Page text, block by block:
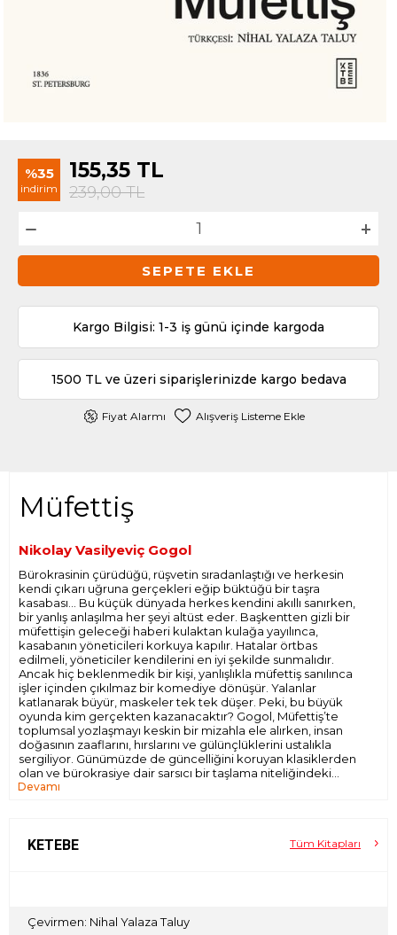
%35
indirim
155,35 TL
239,00TL
SEPETE EKLE
Kargo Bilgisi: 1-3 iş günü içinde kargoda
1500 TL ve üzeri siparişlerinizde kargo bedava
Fiyat Alarmı Alışveriş Listeme Ekle
Müfettiş
Nikolay Vasilyeviç Gogol
Bürokrasinin çürüdüğü, rüşvetin sıradanlaştığı ve herkesin
kendi çıkarı uğruna gerçekleri eğip büktüğü bir taşra
kasabası… Bu küçük dünyada herkes kendini akıllı sanırken,
bir yanlış anlaşılma her şeyi altüst eder. Başkentten gizli bir
müfettişin geleceği haberi kulaktan kulağa yayılınca,
kasabanın yöneticileri korkuya kapılır. Hatalar örtbas
edilmeli, yöneticiler kendilerini en iyi şekilde sunmalıdır.
Ancak hiç beklenmedik bir kişi, yanlışlıkla müfettiş sanılınca
işler içinden çıkılmaz bir komediye dönüşür. Yalanlar
katlanarak büyür, maskeler tek tek düşer. Peki, bu büyük
oyunda kim gerçekten kazanacaktır? Gogol, Müfettiş’te
toplumsal yozlaşmayı keskin bir mizahla ele alırken, insan
doğasının zaaflarını, hırslarını ve gülünçlüklerini ustalıkla
sergiliyor. Günümüzde de güncelliğini koruyan klasiklerden
olan ve bürokrasiye dair sarsıcı bir taşlama niteliğindeki
Müfettiş, Nihal Yalaza Taluy çevirisiyle Ketebe’de!
Devamı
KETEBE Tüm Kitapları
Çevirmen: Nihal Yalaza Taluy